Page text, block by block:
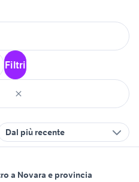
Filtri
Dal più recente
a Novara e provincia